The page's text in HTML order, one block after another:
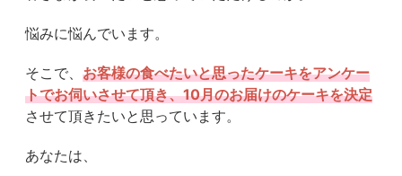
悩みに悩んでいます。
そこで、 お客様の食べたいと思ったケーキをアンケー
トでお伺いさせて頂き、10月のお届けのケーキを決定
させて頂きたいと思っています。
あなたは、